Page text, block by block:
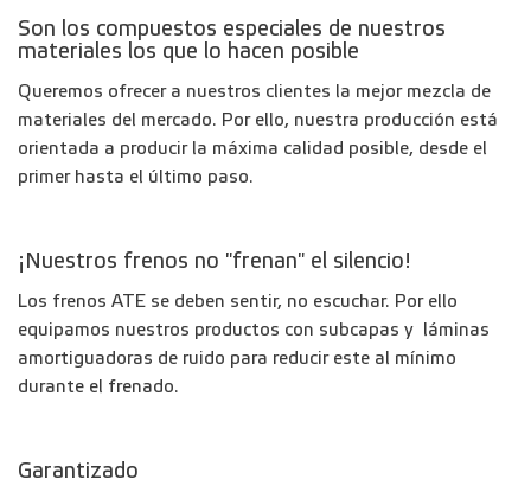
Son los compuestos especiales de nuestros
materiales los que lo hacen posible
Queremos ofrecer a nuestros clientes la mejor mezcla de
materiales del mercado. Por ello, nuestra producción está
orientada a producir la máxima calidad posible, desde el
primer hasta el último paso.
¡Nuestros frenos no "frenan" el silencio!
Los frenos ATE se deben sentir, no escuchar. Por ello
equipamos nuestros productos con subcapas y láminas
amortiguadoras de ruido para reducir este al mínimo
durante el frenado.
Garantizado